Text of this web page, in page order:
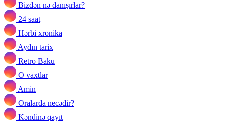
Bizdən nə danışırlar?
24 saat
Hərbi xronika
Aydın tarix
Retro Baku
O vaxtlar
Amin
Oralarda necədir?
Kəndinə qayıt